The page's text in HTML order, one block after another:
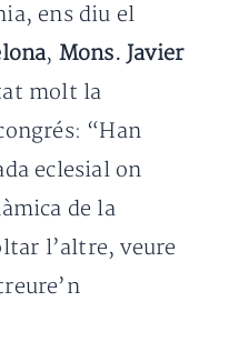
ens diu el
, Mons. Javier
molt la
“Han
eclesial on
de la
l’altre, veure